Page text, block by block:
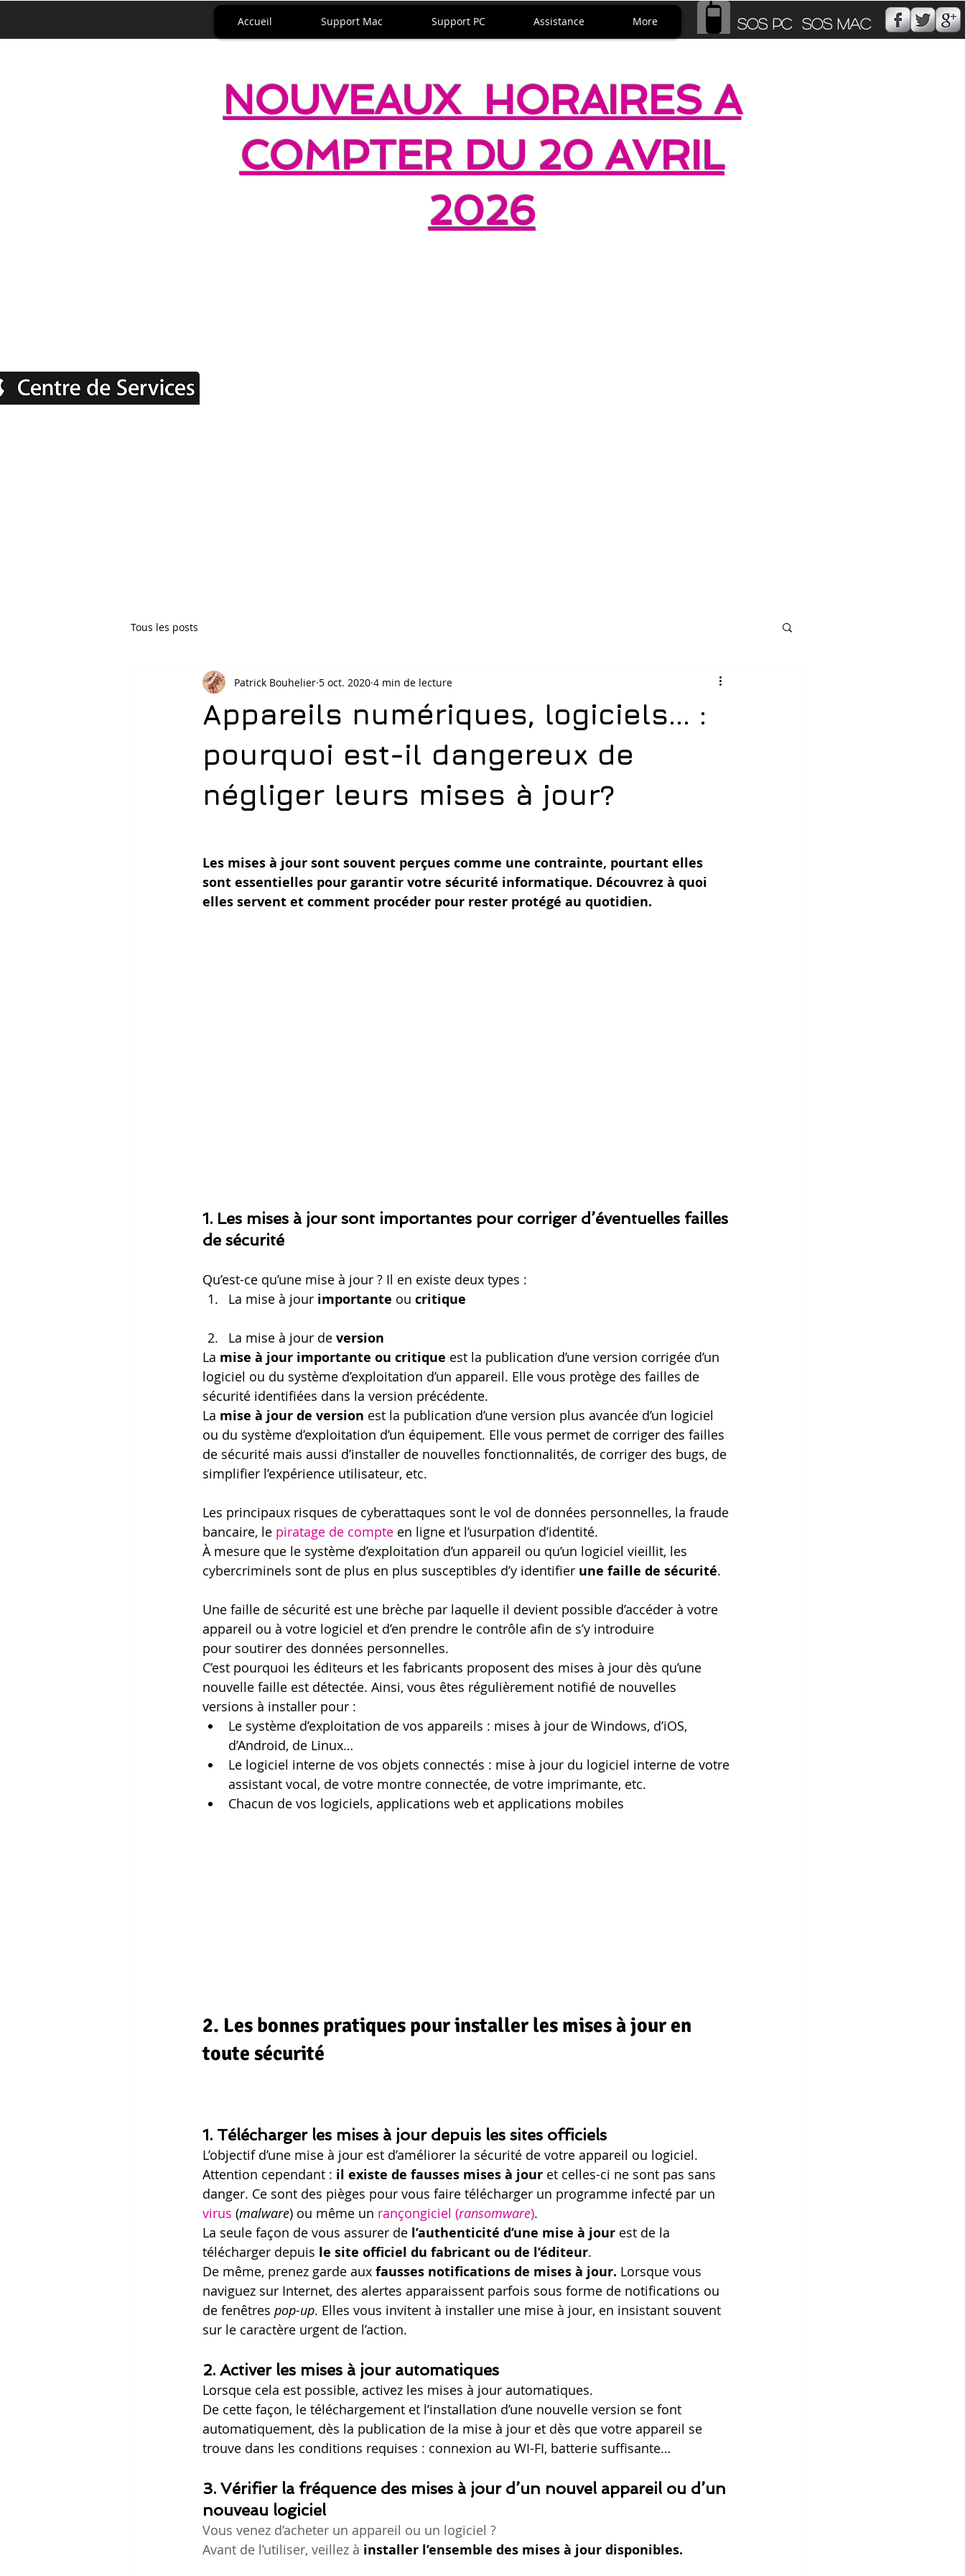
Accueil Support Mac Support PC Assistance More SOS PC SOS MAC
NOUVEAUX HORAIRES A
COMPTER DU 20 AVRIL
2026
Tous les posts
Appareils numériques, logiciels… :
pourquoi est-il dangereux de
négliger leurs mises à jour?
Patrick Bouhelier 5 oct. 2020 4 min de lecture
Les mises à jour sont souvent perçues comme une contrainte, pourtant elles
sont essentielles pour garantir votre sécurité informatique. Découvrez à quoi
elles servent et comment procéder pour rester protégé au quotidien.
1. Les mises à jour sont importantes pour corriger d’éventuelles failles
de sécurité
Qu’est-ce qu’une mise à jour ? Il en existe deux types :
La mise à jour importante ou critique
La mise à jour de version
La mise à jour importante ou critique est la publication d’une version corrigée d’un
logiciel ou du système d’exploitation d’un appareil. Elle vous protège des failles de
sécurité identifiées dans la version précédente.
La mise à jour de version est la publication d’une version plus avancée d’un logiciel
ou du système d’exploitation d’un équipement. Elle vous permet de corriger des failles
de sécurité mais aussi d’installer de nouvelles fonctionnalités, de corriger des bugs, de
simplifier l’expérience utilisateur, etc.
Les principaux risques de cyberattaques sont le vol de données personnelles, la fraude
bancaire, le piratage de compte en ligne et l’usurpation d’identité.
À mesure que le système d’exploitation d’un appareil ou qu’un logiciel vieillit, les
cybercriminels sont de plus en plus susceptibles d’y identifier une faille de sécurité.
Une faille de sécurité est une brèche par laquelle il devient possible d’accéder à votre
appareil ou à votre logiciel et d’en prendre le contrôle afin de s’y introduire
pour soutirer des données personnelles.
C’est pourquoi les éditeurs et les fabricants proposent des mises à jour dès qu’une
nouvelle faille est détectée. Ainsi, vous êtes régulièrement notifié de nouvelles
versions à installer pour :
Le système d’exploitation de vos appareils : mises à jour de Windows, d’iOS,
d’Android, de Linux…
Le logiciel interne de vos objets connectés : mise à jour du logiciel interne de votre
assistant vocal, de votre montre connectée, de votre imprimante, etc.
Chacun de vos logiciels, applications web et applications mobiles
2. Les bonnes pratiques pour installer les mises à jour en
toute sécurité
1. Télécharger les mises à jour depuis les sites officiels
L’objectif d’une mise à jour est d’améliorer la sécurité de votre appareil ou logiciel.
Attention cependant : il existe de fausses mises à jour et celles-ci ne sont pas sans
danger. Ce sont des pièges pour vous faire télécharger un programme infecté par un
virus (malware) ou même un rançongiciel (ransomware).
La seule façon de vous assurer de l’authenticité d’une mise à jour est de la
télécharger depuis le site officiel du fabricant ou de l’éditeur.
De même, prenez garde aux fausses notifications de mises à jour. Lorsque vous
naviguez sur Internet, des alertes apparaissent parfois sous forme de notifications ou
de fenêtres pop-up. Elles vous invitent à installer une mise à jour, en insistant souvent
sur le caractère urgent de l’action.
2. Activer les mises à jour automatiques
Lorsque cela est possible, activez les mises à jour automatiques.
De cette façon, le téléchargement et l’installation d’une nouvelle version se font
automatiquement, dès la publication de la mise à jour et dès que votre appareil se
trouve dans les conditions requises : connexion au WI-FI, batterie suffisante…
3. Vérifier la fréquence des mises à jour d’un nouvel appareil ou d’un
nouveau logiciel
Vous venez d’acheter un appareil ou un logiciel ?
Avant de l’utiliser, veillez à installer l’ensemble des mises à jour disponibles.